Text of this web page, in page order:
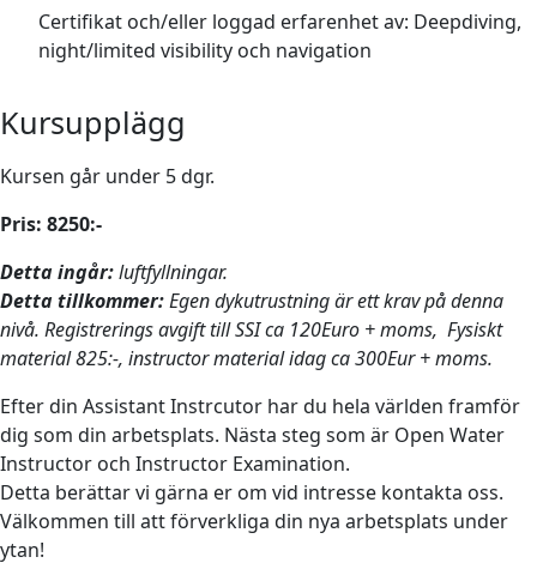
Certifikat och/eller loggad erfarenhet av: Deepdiving,
night/limited visibility och navigation
Kursupplägg
Kursen går under 5 dgr.
Pris: 8250:-
Detta ingår:luftfyllningar.
Detta tillkommer:Egen dykutrustning är ett krav på denna
nivå. Registrerings avgift till SSI ca 120Euro + moms, Fysiskt
material 825:-, instructor material idag ca 300Eur + moms.
Efter din Assistant Instrcutor har du hela världen framför
dig som din arbetsplats. Nästa steg som är Open Water
Instructor och Instructor Examination.
Detta berättar vi gärna er om vid intresse kontakta oss.
Välkommen till att förverkliga din nya arbetsplats under
ytan!